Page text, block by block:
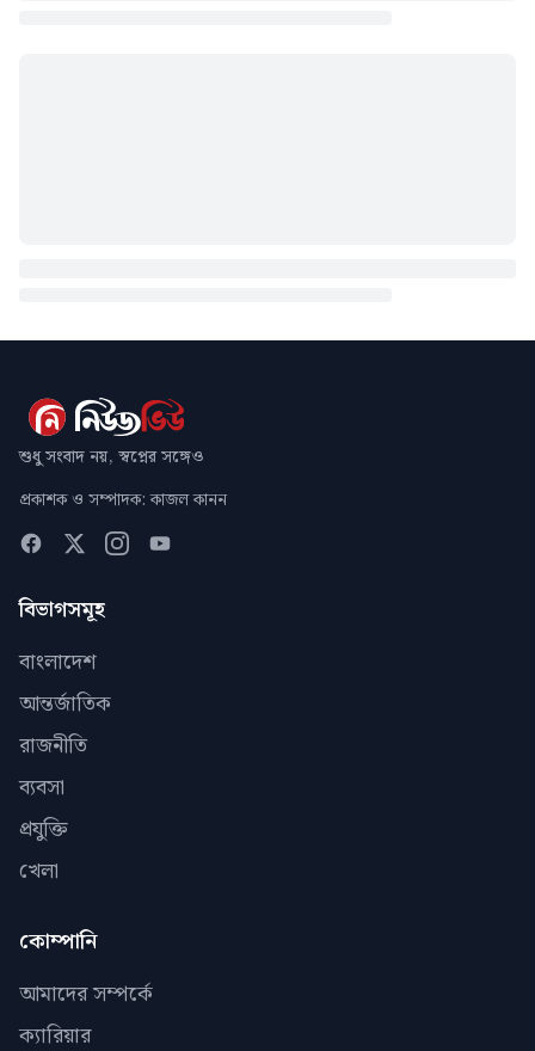
শুধু সংবাদ নয়, স্বপ্নের সঙ্গেও
প্রকাশক ও সম্পাদক: কাজল কানন
বিভাগসমূহ
বাংলাদেশ
আন্তর্জাতিক
রাজনীতি
ব্যবসা
প্রযুক্তি
খেলা
কোম্পানি
আমাদের সম্পর্কে
ক্যারিয়ার